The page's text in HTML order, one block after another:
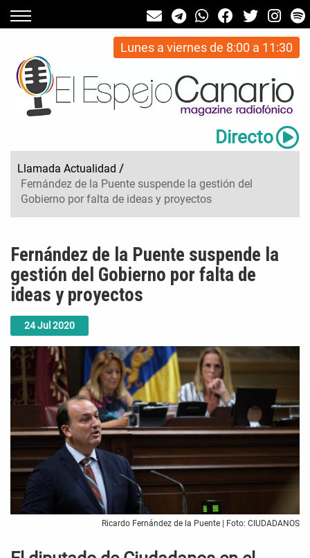
Lunes a viernes de 8:00 a 11:30
Directo
Llamada Actualidad /
Fernández de la Puente suspende la gestión del
Gobierno por falta de ideas y proyectos
24Jul 2020
Fernández de la Puente suspende la
gestión del Gobierno por falta de
ideas y proyectos
Ricardo Fernández de la Puente | Foto: CIUDADANOS